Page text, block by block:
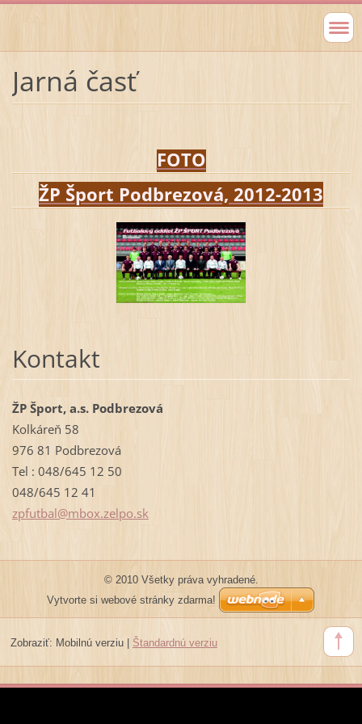
Jarná časť
FOTO
ŽP Šport Podbrezová, 2012-2013
Kontakt
ŽP Šport, a.s. Podbrezová
Kolkáreň 58
976 81 Podbrezová
Tel : 048/645 12 50
048/645 12 41
zpfutbal@mbox.zelpo.sk
© 2010 Všetky práva vyhradené.
Vytvorte si webové stránky zdarma!
Zobraziť: Mobilnú verziu| Štandardnú verziu